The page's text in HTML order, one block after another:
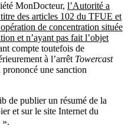
MonDocteur, l’Autorité a
des articles 102 du TFUE et
de concentration située
et n’ayant pas fait l’objet
compte toutefois de
à l’arrêt Towercast
une sanction
de publier un résumé de la
et sur le site Internet du
».